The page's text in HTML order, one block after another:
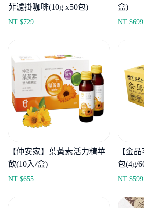
菲濾掛咖啡(10g x50包)
NT $729
盒)
NT $699
【仲安家】葉黃素活力精華
飲(10入/盒)
NT $655
【金
包(4g/
NT $599